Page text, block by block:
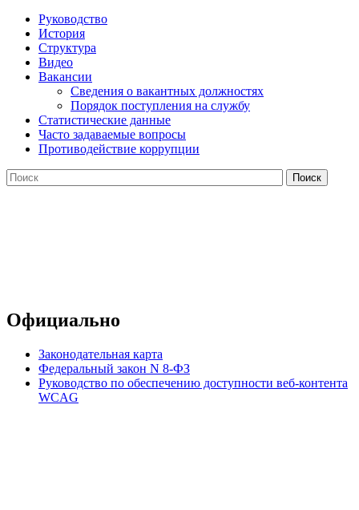
Руководство
История
Структура
Видео
Вакансии
Сведения о вакантных должностях
Порядок поступления на службу
Статистические данные
Часто задаваемые вопросы
Противодействие коррупции
Официально
Законодательная карта
Федеральный закон N 8-ФЗ
Руководство по обеспечению доступности веб-контента
WCAG